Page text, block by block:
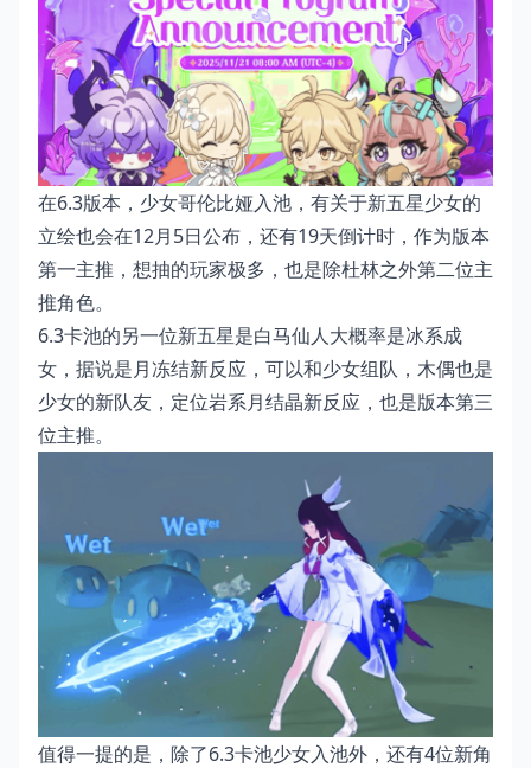
在6.3版本，少女哥伦比娅入池，有关于新五星少女的
立绘也会在12月5日公布，还有19天倒计时，作为版本
第一主推，想抽的玩家极多，也是除杜林之外第二位主
推角色。
6.3卡池的另一位新五星是白马仙人大概率是冰系成
女，据说是月冻结新反应，可以和少女组队，木偶也是
少女的新队友，定位岩系月结晶新反应，也是版本第三
位主推。
值得一提的是，除了6.3卡池少女入池外，还有4位新角